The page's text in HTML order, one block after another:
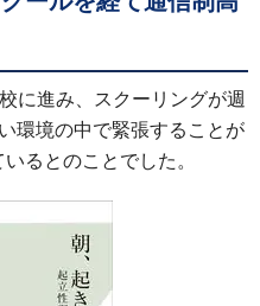
に進み、スクーリングが週
環境の中で緊張することが
るとのことでした。